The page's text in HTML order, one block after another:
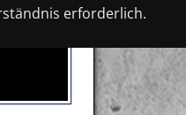
erforderlich.